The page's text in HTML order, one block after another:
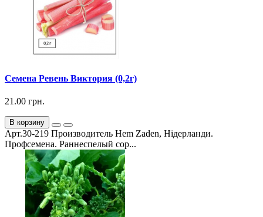
Семена Ревень Виктория (0,2г)
21.00 грн.
В корзину
Арт.30-219 Производитель Hem Zaden, Нідерланди.
Профсемена. Раннеспелый сор...